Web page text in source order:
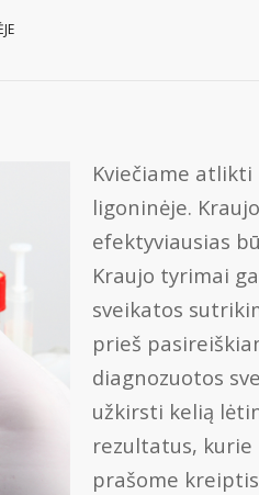
Kviečiame
ligoninėje.
efektyviausias
Kraujo tyrimai
sveikatos
prieš
diagnozuotos
užkirsti kelią
rezultatus,
prašome